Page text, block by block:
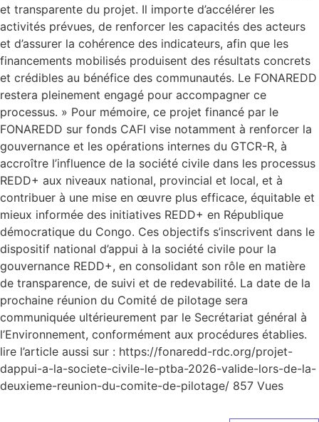
et transparente du projet. Il importe d’accélérer les
activités prévues, de renforcer les capacités des acteurs
et d’assurer la cohérence des indicateurs, afin que les
financements mobilisés produisent des résultats concrets
et crédibles au bénéfice des communautés. Le FONAREDD
restera pleinement engagé pour accompagner ce
processus. » Pour mémoire, ce projet financé par le
FONAREDD sur fonds CAFI vise notamment à renforcer la
gouvernance et les opérations internes du GTCR-R, à
accroître l’influence de la société civile dans les processus
REDD+ aux niveaux national, provincial et local, et à
contribuer à une mise en œuvre plus efficace, équitable et
mieux informée des initiatives REDD+ en République
démocratique du Congo. Ces objectifs s’inscrivent dans le
dispositif national d’appui à la société civile pour la
gouvernance REDD+, en consolidant son rôle en matière
de transparence, de suivi et de redevabilité. La date de la
prochaine réunion du Comité de pilotage sera
communiquée ultérieurement par le Secrétariat général à
l’Environnement, conformément aux procédures établies.
lire l’article aussi sur : https://fonaredd-rdc.org/projet-
dappui-a-la-societe-civile-le-ptba-2026-valide-lors-de-la-
deuxieme-reunion-du-comite-de-pilotage/ 857 Vues